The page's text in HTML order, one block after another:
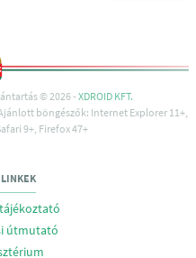
© 2026 - XDROID KFT.
böngészők: Internet Explorer 11+,
9+, Firefox 47+
útmutató